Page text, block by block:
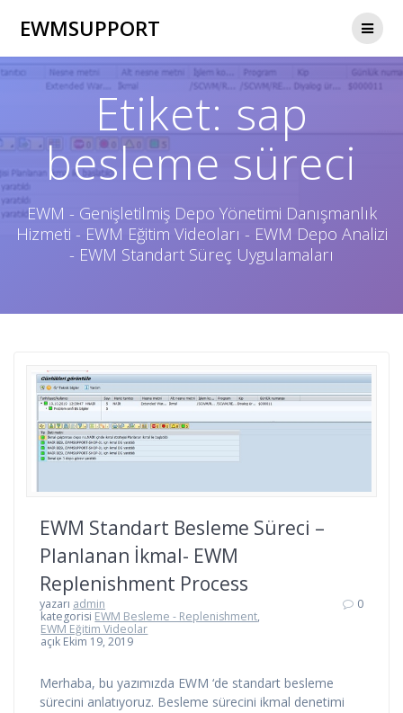
EWMSUPPORT
Etiket: sap
besleme süreci
EWM - Genişletilmiş Depo Yönetimi Danışmanlık
Hizmeti - EWM Eğitim Videoları - EWM Depo Analizi
- EWM Standart Süreç Uygulamaları
EWM Standart Besleme Süreci –
Planlanan İkmal- EWM
Replenishment Process
yazarı admin
kategorisi EWM Besleme - Replenishment,
EWM Eğitim Videolar
açık Ekim 19, 2019
0
Merhaba, bu yazımızda EWM ‘de standart besleme
sürecini anlatıyoruz. Besleme sürecini ikmal denetimi